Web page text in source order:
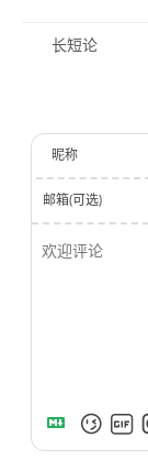
长短论
昵称
邮箱(可选)